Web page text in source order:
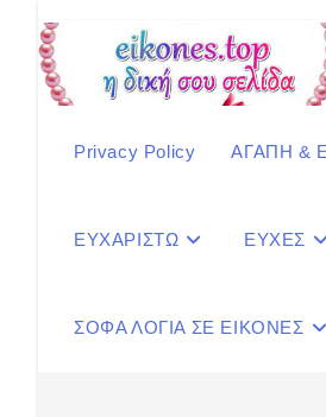
content
Privacy Policy ΑΓΑΠΗ &
ΕΥΧΑΡΙΣΤΩ ΕΥΧΕΣ
ΣΟΦΑ ΛΟΓΙΑ ΣΕ ΕΙΚΟΝΕΣ